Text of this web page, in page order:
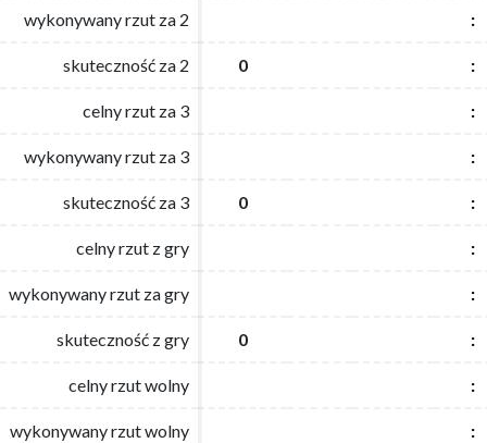
wykonywany rzut za 2 :
skuteczność za 2 0 :
celny rzut za 3 :
wykonywany rzut za 3 :
skuteczność za 3 0 :
celny rzut z gry :
wykonywany rzut za gry :
skuteczność z gry 0 :
celny rzut wolny :
wykonywany rzut wolny :
wykonywany rzut za 2 :
skuteczność za 2 0 :
celny rzut za 3 :
wykonywany rzut za 3 :
skuteczność za 3 0 :
celny rzut z gry :
wykonywany rzut za gry :
skuteczność z gry 0 :
celny rzut wolny :
wykonywany rzut wolny :